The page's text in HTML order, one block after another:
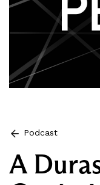
Podcast
A